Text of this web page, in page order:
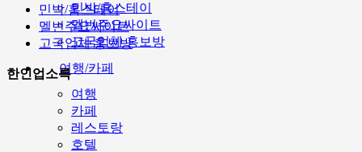
민박/홈스테이
멜번주요싸이트
고국업체 홍보방
여행/카페
여행
카페
레스토랑
호텔
민박/홈스테이
멜번주요싸이트
고국업체 홍보방
한인업소록